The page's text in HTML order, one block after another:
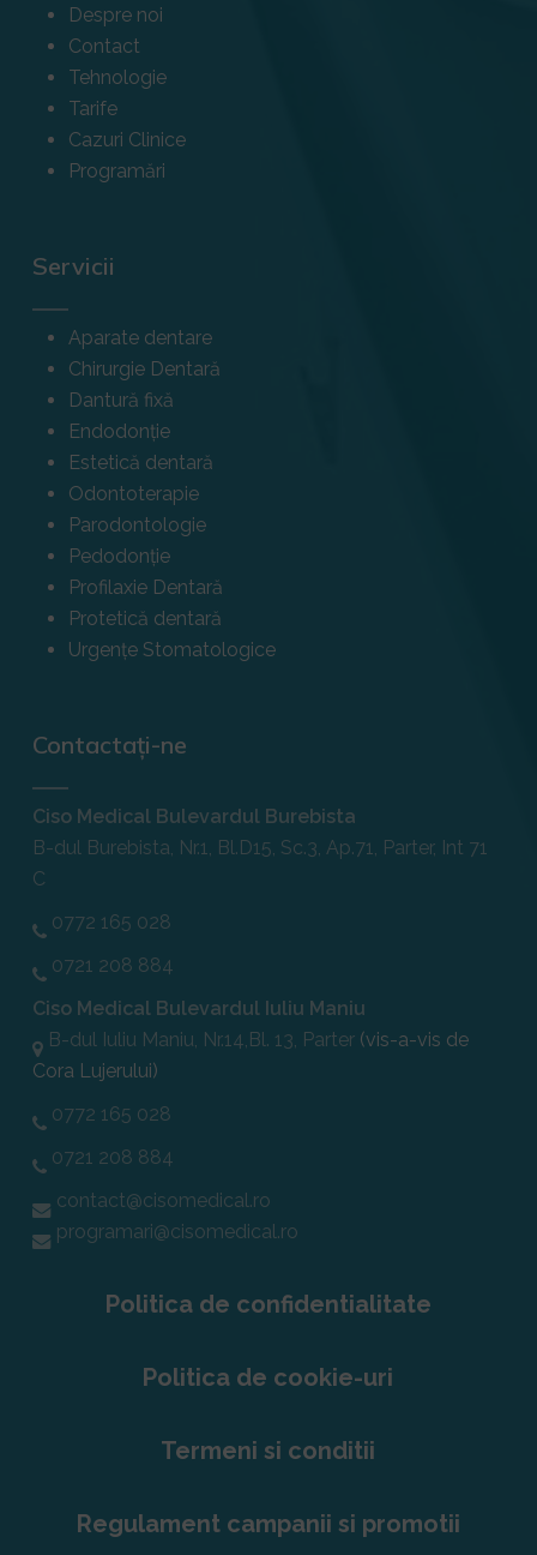
Despre noi
Contact
Tehnologie
Tarife
Cazuri Clinice
Programări
Servicii
Aparate dentare
Chirurgie Dentară
Dantură fixă
Endodonție
Estetică dentară
Odontoterapie
Parodontologie
Pedodonție
Profilaxie Dentară
Protetică dentară
Urgențe Stomatologice
Contactați-ne
Ciso Medical Bulevardul Burebista
B-dul Burebista, Nr.1, Bl.D15, Sc.3, Ap.71, Parter, Int 71
C
0772 165 028
0721 208 884
Ciso Medical Bulevardul Iuliu Maniu
B-dul Iuliu Maniu, Nr.14,Bl. 13, Parter (vis-a-vis de
Cora Lujerului)
0772 165 028
0721 208 884
contact@cisomedical.ro
programari@cisomedical.ro
Politica de confidentialitate
Politica de cookie-uri
Termeni si conditii
Regulament campanii si promotii